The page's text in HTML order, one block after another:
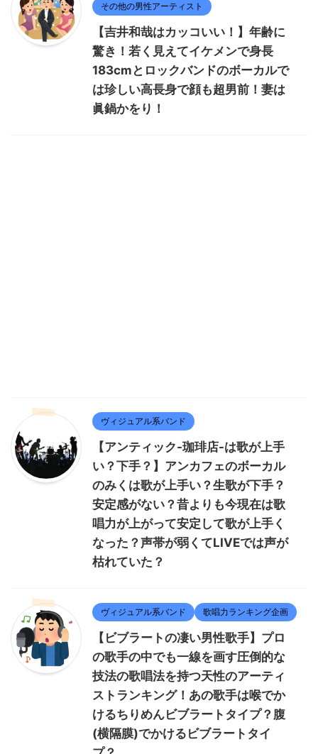
その他の男性アーティスト
【吉井和哉はカッコいい！】年齢に
驚き！若く見えてイケメンで身長
183cmとロックバンドのボーカルで
は珍しい高長身で顔も超男前！妻は
眞鍋かをり！
ヴィジュアル系バンド
【アンティック-珈琲店-は歌が上手
い？下手？】アンカフェのボーカル
のみくは歌が上手い？生歌が下手？
安定感がない？昔よりも今現在は歌
唱力が上がって安定して歌が上手く
なった？声帯が弱くてLIVEでは声が
枯れていた？
ヴィジュアル系バンド 歌唱力ランキング企画
【ビブラートの凄い男性歌手】プロ
の歌手の中でも一線を画す圧倒的な
技法の歌唱法を持つ天性のアーティ
ストランキング！あの歌手は喉でか
けるちりめんビブラートタイプ？腹
(横隔膜)でかけるビブラートタイ